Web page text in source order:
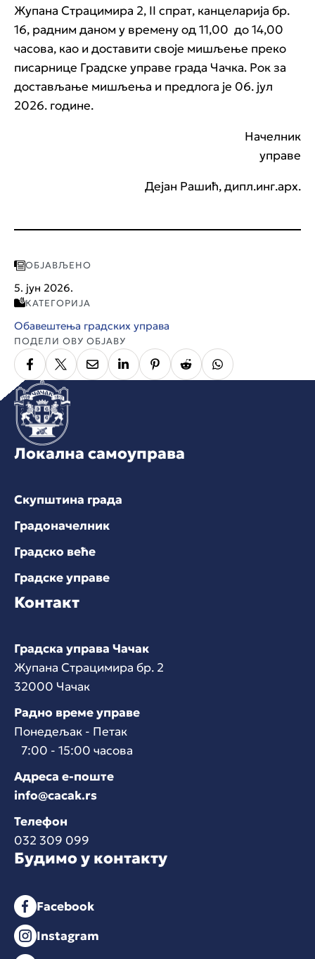
ПОДЕЛИ ОВУ ОБЈАВУ
Жупана Страцимира 2, II спрат, канцеларија бр.
16, радним даном у времену од 11,00 до 14,00
часова, као и доставити своје мишљење преко
писарнице Градске управе града Чачка. Рок за
достављање мишљења и предлога је 06. јул
2026. године.
Начелник
управе
Дејан Рашић, дипл.инг.арх.
ОБЈАВЉЕНО
5. јун 2026.
КАТЕГОРИЈА
Обавештења градских управа
Локална самоуправа
Скупштина града
Градоначелник
Градско веће
Градске управе
Контакт
Градска управа Чачак
Жупана Страцимира бр. 2
32000 Чачак
Радно време управе
Понедељак - Петак
7:00 - 15:00 часова
Адреса е-поште
info@cacak.rs
Телефон
032 309 099
Будимо у контакту
Facebook
Instagram